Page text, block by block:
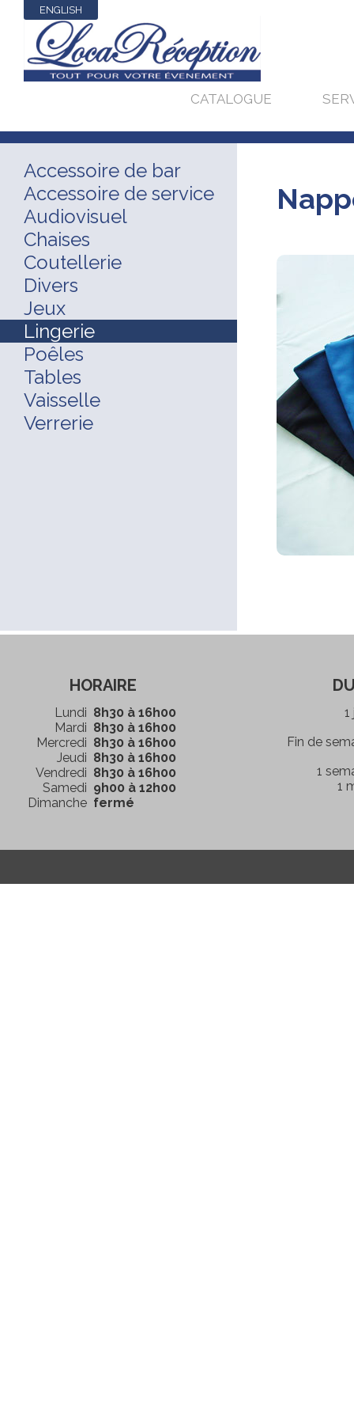
ENGLISH
CATALOGUE
Accessoire de bar
Accessoire de service
Audiovisuel
Chaises
Coutellerie
Divers
Jeux
Lingerie
Poêles
Tables
Vaisselle
Verrerie
HORAIRE
Lundi
Mardi
Mercredi
Jeudi
Vendredi
Samedi
Dimanche
8h30 à 16h00
8h30 à 16h00
8h30 à 16h00
8h30 à 16h00
8h30 à 16h00
9h00 à 12h00
fermé
1
Fin de
1
1